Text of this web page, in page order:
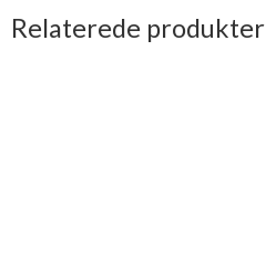
Relaterede produkter